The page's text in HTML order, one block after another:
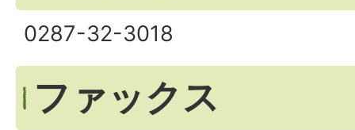
0287-32-3018
ファックス